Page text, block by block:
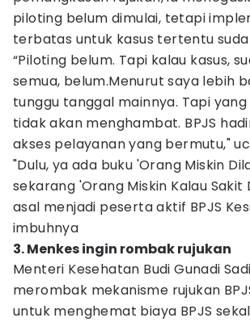
piloting belum dimulai, tetapi
terbatas untuk kasus tertentu
“Piloting belum. Tapi kalau kasus,
semua, belum.Menurut saya lebih
tunggu tanggal mainnya. Tapi yang
tidak akan menghambat. BPJS
akses pelayanan yang bermutu,"
"Dulu, ya ada buku 'Orang Miskin
sekarang 'Orang Miskin Kalau Sakit
asal menjadi peserta aktif BPJS
imbuhnya
3. Menkes ingin rombak rujukan
Menteri Kesehatan Budi Gunadi
merombak mekanisme rujukan
untuk menghemat biaya BPJS